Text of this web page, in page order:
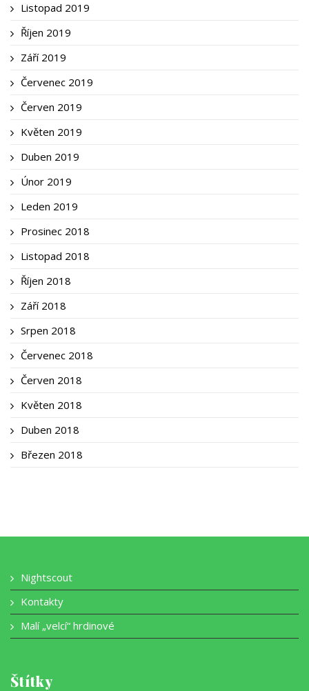
Listopad 2019
Říjen 2019
Září 2019
Červenec 2019
Červen 2019
Květen 2019
Duben 2019
Únor 2019
Leden 2019
Prosinec 2018
Listopad 2018
Říjen 2018
Září 2018
Srpen 2018
Červenec 2018
Červen 2018
Květen 2018
Duben 2018
Březen 2018
Nightscout
Kontakty
Malí „velcí“ hrdinové
Štítky